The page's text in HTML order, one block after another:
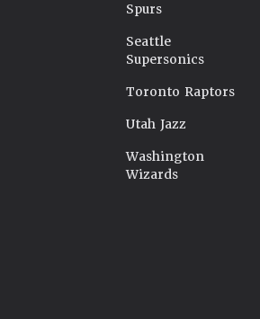
Spurs
Seattle
Supersonics
Toronto Raptors
Utah Jazz
Washington
Wizards